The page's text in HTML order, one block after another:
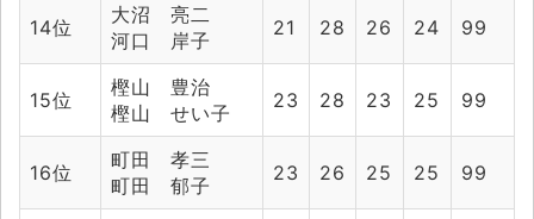
14位
大沼 亮二
河口 岸子
21 28 26 24 99
15位
樫山 豊治
樫山 せい子
23 28 23 25 99
16位
町田 孝三
町田 郁子
23 26 25 25 99